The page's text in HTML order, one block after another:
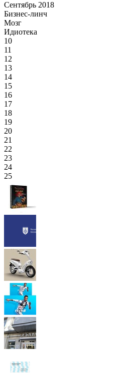
Сентябрь 2018
Бизнес-линч
Мозг
Идиотека
10
11
12
13
14
15
16
17
18
19
20
21
22
23
24
25